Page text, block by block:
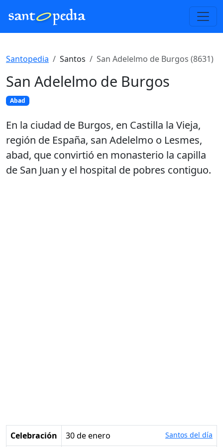
Santopedia Santos San Adelelmo de Burgos (8631)
San Adelelmo de Burgos
Abad
En la ciudad de Burgos, en Castilla la Vieja,
región de España, san Adelelmo o Lesmes,
abad, que convirtió en monasterio la capilla
de San Juan y el hospital de pobres contiguo.
Celebración 30 de enero Santos del día